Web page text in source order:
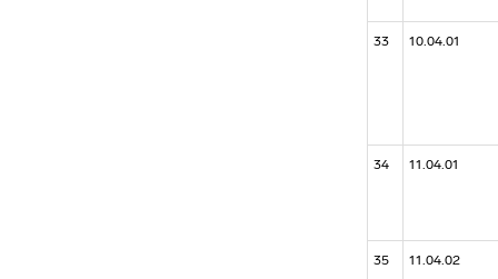
33 10.04.01
34 11.04.01
35 11.04.02